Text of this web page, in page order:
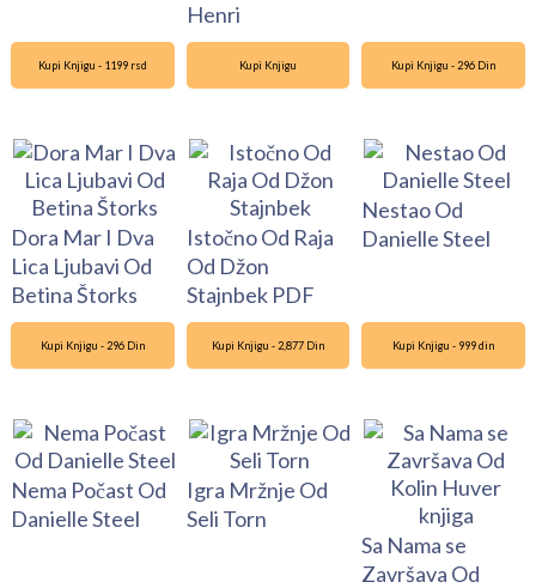
Henri
Kupi Knjigu - 1199 rsd
Dora Mar I Dva
Lica Ljubavi Od
Betina Štorks
Kupi Knjigu
Istočno Od Raja
Od Džon
Stajnbek PDF
Kupi Knjigu - 296 Din
Nestao Od
Danielle Steel
Kupi Knjigu - 296 Din
Nema Počast Od
Danielle Steel
Kupi Knjigu - 2,877 Din
Igra Mržnje Od
Seli Torn
Kupi Knjigu - 999 din
Sa Nama se
Završava Od